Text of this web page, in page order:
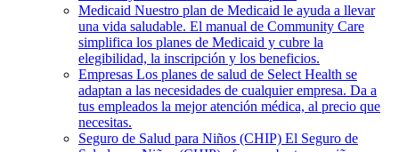
Medicaid Nuestro plan de Medicaid le ayuda a llevar
una vida saludable. El manual de Community Care
simplifica los planes de Medicaid y cubre la
elegibilidad, la inscripción y los beneficios.
Empresas Los planes de salud de Select Health se
adaptan a las necesidades de cualquier empresa. Da a
tus empleados la mejor atención médica, al precio que
necesitas.
Seguro de Salud para Niños (CHIP) El Seguro de